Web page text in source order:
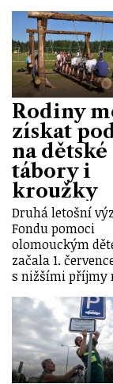
Rodiny
získat
na dětské
tábory i
kroužky
Druhá letošní
Fondu pomoci
olomouckým
začala 1.
s nižšími příjmy